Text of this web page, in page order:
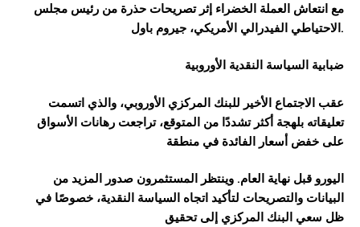
مع انتعاش العملة الخضراء إثر تصريحات حذرة من رئيس مجلس
الاحتياطي الفيدرالي الأمريكي، جيروم باول.
ضبابية السياسة النقدية الأوروبية
عقب الاجتماع الأخير للبنك المركزي الأوروبي، والذي اتسمت
تعليقاته بلهجة أكثر تشددًا من المتوقع، تراجعت رهانات الأسواق
على خفض أسعار الفائدة في منطقة
اليورو قبل نهاية العام. وينتظر المستثمرون صدور المزيد من
البيانات والتصريحات لتأكيد اتجاه السياسة النقدية، خصوصًا في
ظل سعي البنك المركزي إلى تحقيق